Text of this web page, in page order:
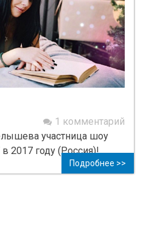
1 комментарий
участница шоу
2017 году (Россия)!
Подробнее >>